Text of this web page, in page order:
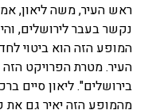
ראש העיר, משה ליאון,
נקשר בעבר לירושלים,
המופע הזה הוא ביטוי
העיר. מטרת הפרויקט הזה
בירושלים". ליאון סיים
מהמופע הזה יאיר גם